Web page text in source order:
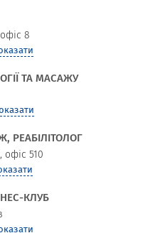
8
ТА МАСАЖУ
РЕАБІЛІТОЛОГ
офіс 510
КЛУБ